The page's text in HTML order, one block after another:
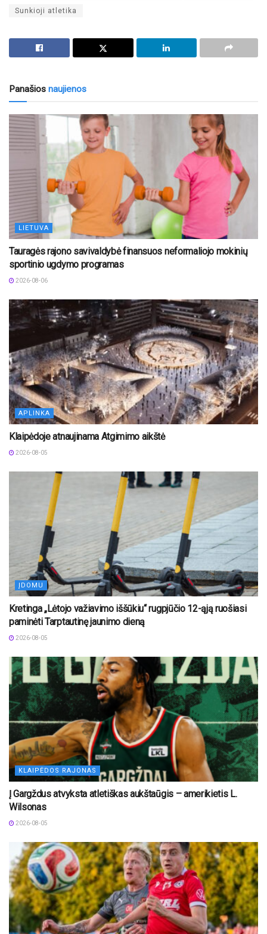
Sunkioji atletika
Panašios naujienos
LIETUVA
Tauragės rajono savivaldybė finansuos neformaliojo mokinių
sportinio ugdymo programas
2026-08-06
APLINKA
Klaipėdoje atnaujinama Atgimimo aikštė
2026-08-05
ĮDOMU
Kretinga „Lėtojo važiavimo iššūkiu“ rugpjūčio 12-ąją ruošiasi
paminėti Tarptautinę jaunimo dieną
2026-08-05
KLAIPĖDOS RAJONAS
Į Gargždus atvyksta atletiškas aukštaūgis – amerikietis L.
Wilsonas
2026-08-05